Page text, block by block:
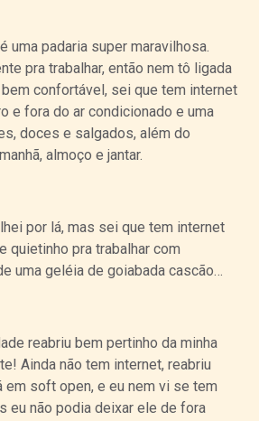
uma padaria super maravilhosa.
pra trabalhar, então nem tô ligada
confortável, sei que tem internet
e fora do ar condicionado e uma
doces e salgados, além do
almoço e jantar.
por lá, mas sei que tem internet
quietinho pra trabalhar com
uma geléia de goiabada cascão…
reabriu bem pertinho da minha
Ainda não tem internet, reabriu
em soft open, e eu nem vi se tem
eu não podia deixar ele de fora